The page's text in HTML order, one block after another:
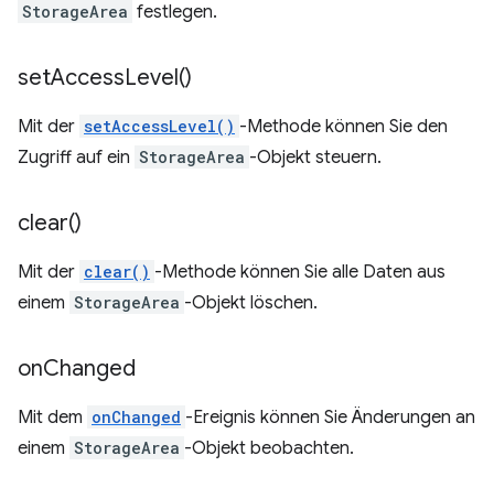
StorageArea festlegen.
setAccessLevel()
Mit der setAccessLevel() -Methode können Sie den
Zugriff auf ein StorageArea -Objekt steuern.
clear()
Mit der clear() -Methode können Sie alle Daten aus
einem StorageArea -Objekt löschen.
onChanged
Mit dem onChanged -Ereignis können Sie Änderungen an
einem StorageArea -Objekt beobachten.